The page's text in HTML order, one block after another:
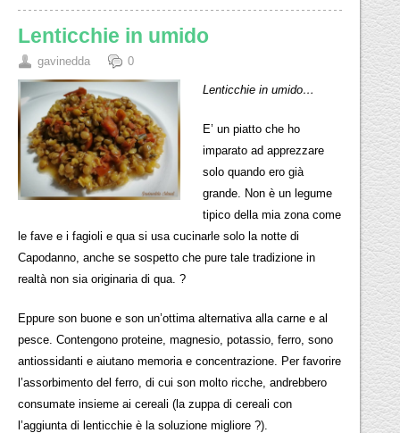
Lenticchie in umido
gavinedda 0
Lenticchie in umido…
E’ un piatto che ho
imparato ad apprezzare
solo quando ero già
grande. Non è un legume
tipico della mia zona come
le fave e i fagioli e qua si usa cucinarle solo la notte di
Capodanno, anche se sospetto che pure tale tradizione in
realtà non sia originaria di qua. ?
Eppure son buone e son un’ottima alternativa alla carne e al
pesce. Contengono proteine, magnesio, potassio, ferro, sono
antiossidanti e aiutano memoria e concentrazione. Per favorire
l’assorbimento del ferro, di cui son molto ricche, andrebbero
consumate insieme ai cereali (la zuppa di cereali con
l’aggiunta di lenticchie è la soluzione migliore ?).